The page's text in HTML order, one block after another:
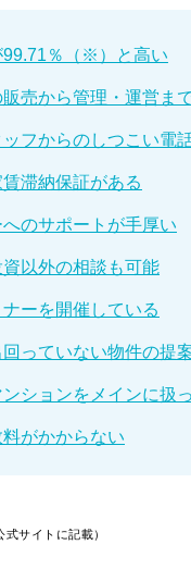
99.71％（※）と高い
売から管理・運営ま
フからのしつこい電
滞納保証がある
のサポートが手厚い
以外の相談も可能
ーを開催している
っていない物件の提
ションをメインに扱
がかからない
サイトに記載）